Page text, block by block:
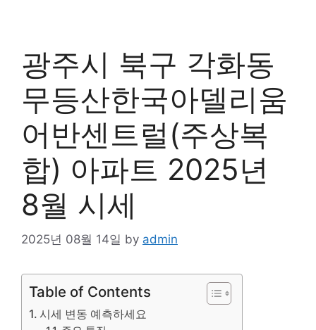
광주시 북구 각화동
무등산한국아델리움
어반센트럴(주상복
합) 아파트 2025년
8월 시세
2025년 08월 14일 by admin
Table of Contents
시세 변동 예측하세요